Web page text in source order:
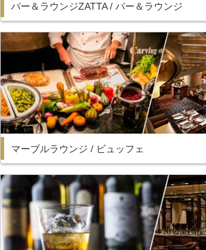
バー＆ラウンジZATTA / バー＆ラウンジ
マーブルラウンジ / ビュッフェ